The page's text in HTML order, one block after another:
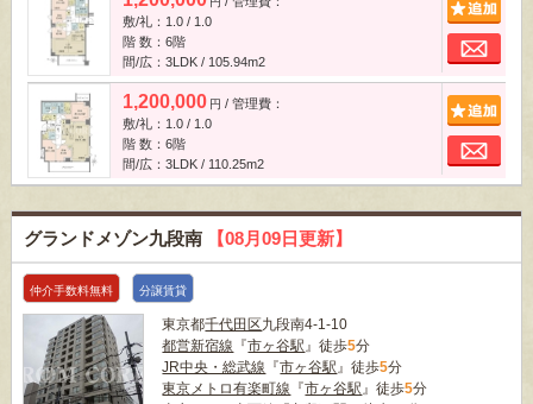
敷/礼：1.0 / 1.0
階 数：6階
間/広：3LDK / 105.94m2
1,200,000 円 / 管理費：
敷/礼：1.0 / 1.0
階 数：6階
間/広：3LDK / 110.25m2
グランドメゾン九段南 【08月09日更新】
仲介手数料無料 分譲賃貸
東京都千代田区九段南4-1-10
都営新宿線 『市ヶ谷駅』徒歩5分
JR中央・総武線 『市ヶ谷駅』徒歩5分
東京メトロ有楽町線 『市ヶ谷駅』徒歩5分